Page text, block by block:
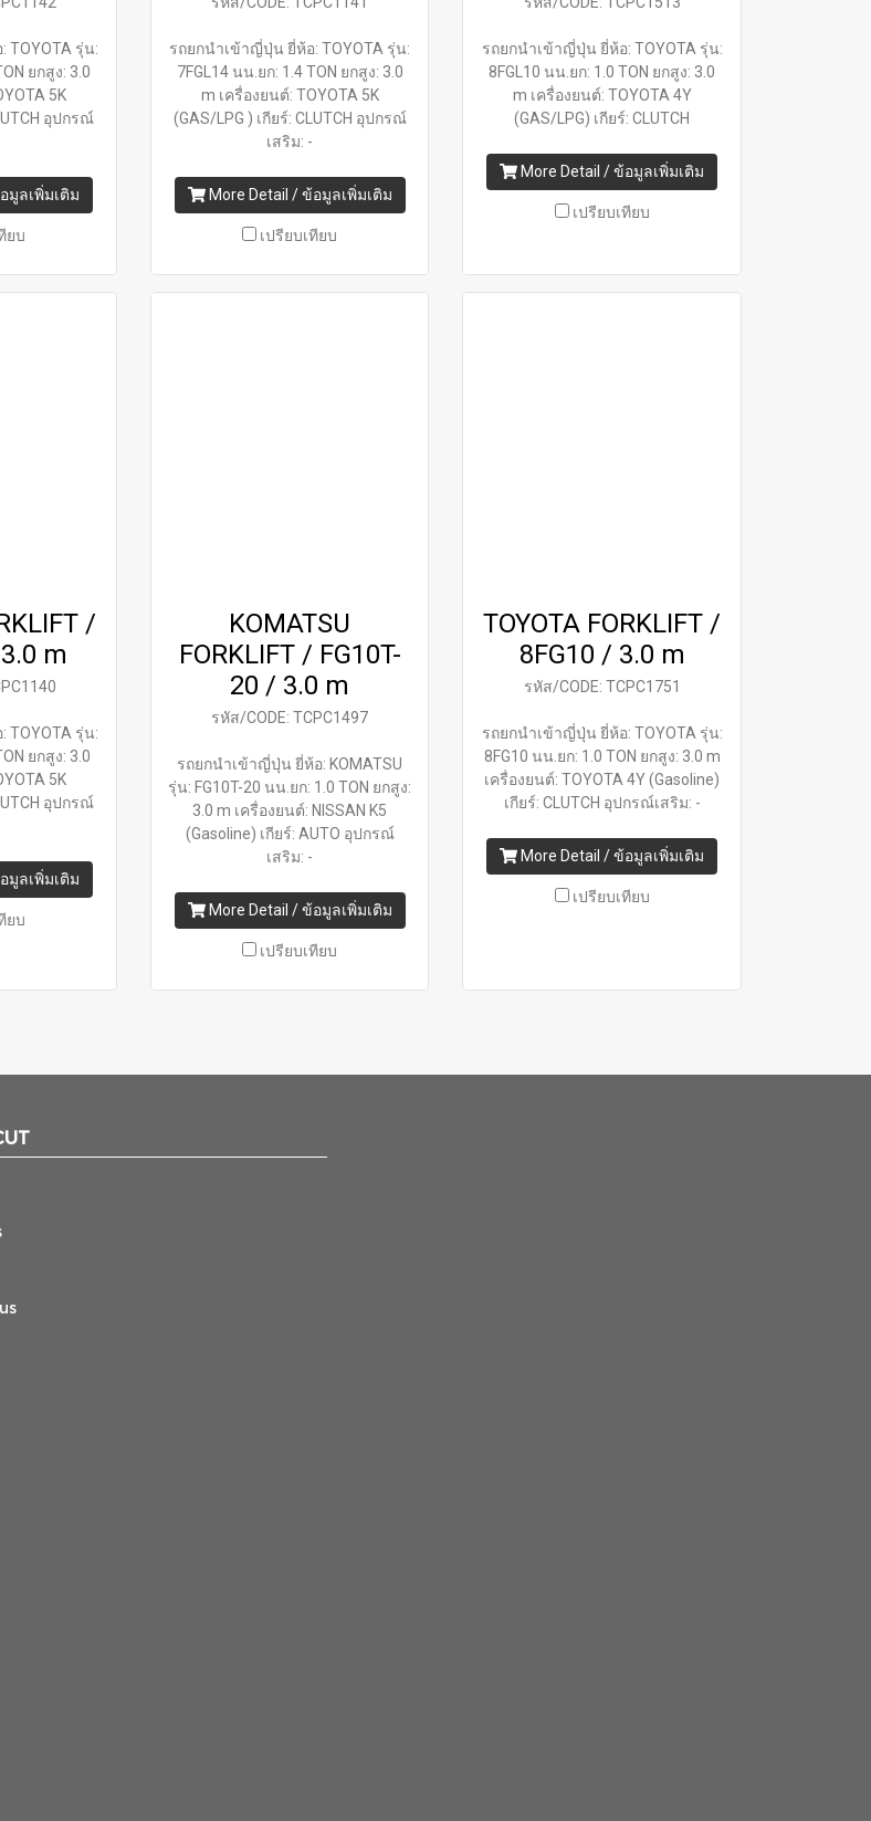
TOYOTA รุ่น:
ยกสูง: 3.0
5K
อุปกรณ์
มูลเพิ่มเติม
ยบ
รถยกนำเข้าญี่ปุ่น ยี่ห้อ: TOYOTA รุ่น:
7FGL14 นน.ยก: 1.4 TON ยกสูง: 3.0
m เครื่องยนต์: TOYOTA 5K
(GAS/LPG ) เกียร์: CLUTCH อุปกรณ์
เสริม: -
More Detail / ข้อมูลเพิ่มเติม
เปรียบเทียบ
รถยกนำเข้าญี่ปุ่น ยี่ห้อ: TOYOTA รุ่น:
8FGL10 นน.ยก: 1.0 TON ยกสูง: 3.0
m เครื่องยนต์: TOYOTA 4Y
(GAS/LPG) เกียร์: CLUTCH
More Detail / ข้อมูลเพิ่มเติม
เปรียบเทียบ
/
m
TOYOTA รุ่น:
ยกสูง: 3.0
5K
อุปกรณ์
มูลเพิ่มเติม
ยบ
KOMATSU
FORKLIFT / FG10T-
20 / 3.0 m
รหัส/CODE: TCPC1497
รถยกนำเข้าญี่ปุ่น ยี่ห้อ: KOMATSU
รุ่น: FG10T-20 นน.ยก: 1.0 TON ยกสูง:
3.0 m เครื่องยนต์: NISSAN K5
(Gasoline) เกียร์: AUTO อุปกรณ์
เสริม: -
More Detail / ข้อมูลเพิ่มเติม
เปรียบเทียบ
TOYOTA FORKLIFT /
8FG10 / 3.0 m
รหัส/CODE: TCPC1751
รถยกนำเข้าญี่ปุ่น ยี่ห้อ: TOYOTA รุ่น:
8FG10 นน.ยก: 1.0 TON ยกสูง: 3.0 m
เครื่องยนต์: TOYOTA 4Y (Gasoline)
เกียร์: CLUTCH อุปกรณ์เสริม: -
More Detail / ข้อมูลเพิ่มเติม
เปรียบเทียบ